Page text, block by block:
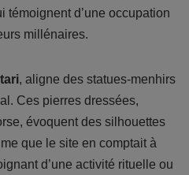
témoignent d’une occupation
millénaires.
, aligne des statues-menhirs
Ces pierres dressées,
évoquent des silhouettes
que le site en comptait à
d’une activité rituelle ou